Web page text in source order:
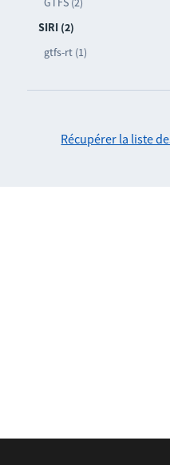
SIRI (2)
gtfs-rt (1)
Récupérer la liste